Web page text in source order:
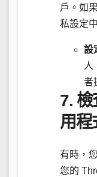
戶。如
私設定
設
人
者
7. 檢
用程
有時，
您的